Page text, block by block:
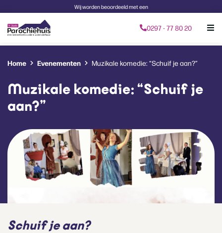
Wij worden beoordeeld met een
0297 - 77 80 20
Home Evenementen Muzikale komedie: “Schuif je aan?”
Muzikale komedie: “Schuif je
aan?”
Schuif je aan?